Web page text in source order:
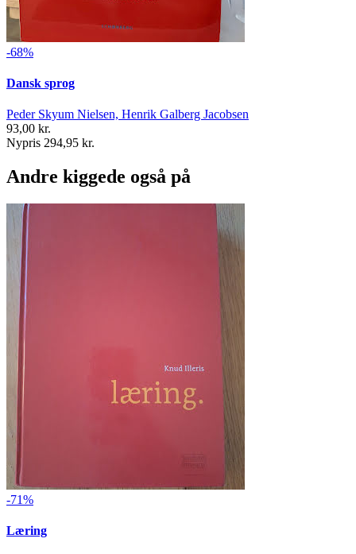
-68%
Dansk sprog
Peder Skyum Nielsen, Henrik Galberg Jacobsen
93,00 kr.
Nypris 294,95 kr.
Andre kiggede også på
-71%
Læring